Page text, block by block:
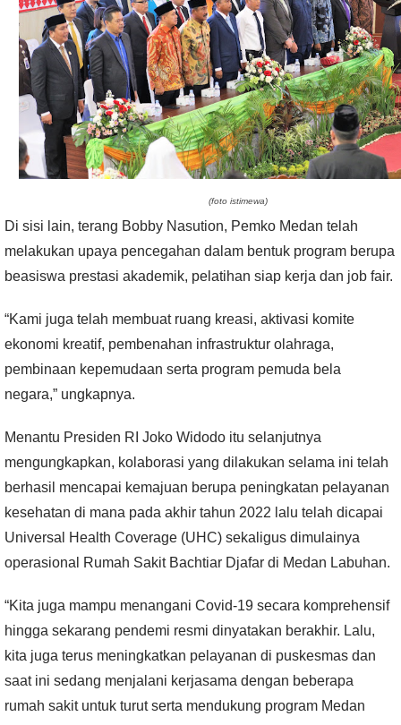
(foto istimewa)
Di sisi lain, terang Bobby Nasution, Pemko Medan telah
melakukan upaya pencegahan dalam bentuk program berupa
beasiswa prestasi akademik, pelatihan siap kerja dan job fair.
“Kami juga telah membuat ruang kreasi, aktivasi komite
ekonomi kreatif, pembenahan infrastruktur olahraga,
pembinaan kepemudaan serta program pemuda bela
negara,” ungkapnya.
Menantu Presiden RI Joko Widodo itu selanjutnya
mengungkapkan, kolaborasi yang dilakukan selama ini telah
berhasil mencapai kemajuan berupa peningkatan pelayanan
kesehatan di mana pada akhir tahun 2022 lalu telah dicapai
Universal Health Coverage (UHC) sekaligus dimulainya
operasional Rumah Sakit Bachtiar Djafar di Medan Labuhan.
“Kita juga mampu menangani Covid-19 secara komprehensif
hingga sekarang pendemi resmi dinyatakan berakhir. Lalu,
kita juga terus meningkatkan pelayanan di puskesmas dan
saat ini sedang menjalani kerjasama dengan beberapa
rumah sakit untuk turut serta mendukung program Medan